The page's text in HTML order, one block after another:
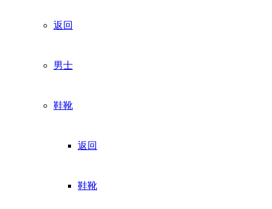
返回
男士
鞋靴
返回
鞋靴